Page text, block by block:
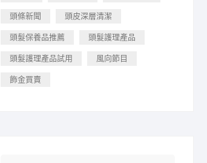
頭條新聞 頭皮深層清潔
頭髮保養品推薦 頭髮護理產品
頭髮護理產品試用 風向節目
飾金買賣